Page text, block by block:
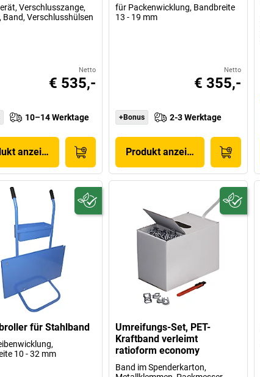
Verschlusszange,
Band, Verschlusshülsen
Netto
€ 535,-
10–14 Werktage
anzeigen
für Packenwicklung, Bandbreite
13 - 19 mm
Netto
€ 355,-
+Bonus 2-3 Werktage
Produkt anzeigen
für Stahlband
10 - 32 mm
Umreifungs-Set, PET-
Kraftband verleimt
ratioform economy
Band im Spenderkarton,